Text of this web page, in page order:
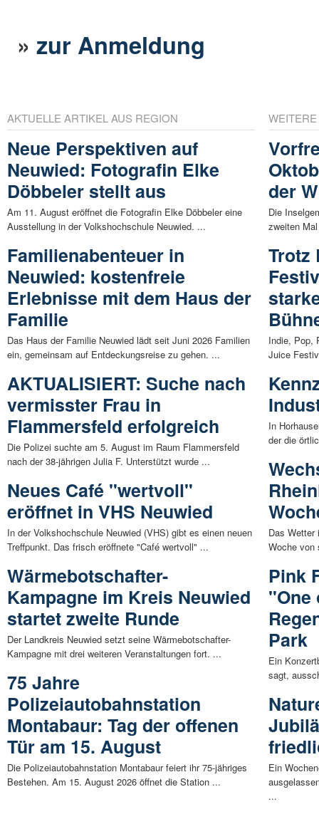
»zur Anmeldung
AKTUELLE ARTIKEL AUS REGION
Neue Perspektiven auf
Neuwied: Fotografin Elke
Döbbeler stellt aus
Am 11. August eröffnet die Fotografin Elke Döbbeler eine
Ausstellung in der Volkshochschule Neuwied. ...
Familienabenteuer in
Neuwied: kostenfreie
Erlebnisse mit dem Haus der
Familie
Das Haus der Familie Neuwied lädt seit Juni 2026 Familien
ein, gemeinsam auf Entdeckungsreise zu gehen. ...
AKTUALISIERT: Suche nach
vermisster Frau in
Flammersfeld erfolgreich
Die Polizei suchte am 5. August im Raum Flammersfeld
nach der 38-jährigen Julia F. Unterstützt wurde ...
Neues Café "wertvoll"
eröffnet in VHS Neuwied
In der Volkshochschule Neuwied (VHS) gibt es einen neuen
Treffpunkt. Das frisch eröffnete "Café wertvoll" ...
Wärmebotschafter-
Kampagne im Kreis Neuwied
startet zweite Runde
Der Landkreis Neuwied setzt seine Wärmebotschafter-
Kampagne mit drei weiteren Veranstaltungen fort. ...
75 Jahre
Polizeiautobahnstation
Montabaur: Tag der offenen
Tür am 15. August
Die Polizeiautobahnstation Montabaur feiert ihr 75-jähriges
Bestehen. Am 15. August 2026 öffnet die Station ...
der
Die
zweiten
Trotz
Indie, Pop,
Juice
In
der die
Das Wetter
Woche von
Pink
"One
Park
Ein
sagt,
Ein
...